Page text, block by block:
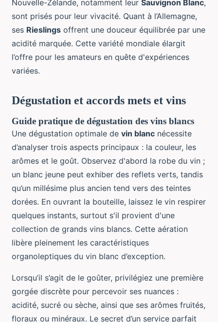
Nouvelle-Zélande, notamment leur Sauvignon Blanc,
sont prisés pour leur vivacité. Quant à l’Allemagne,
ses Rieslings offrent une douceur équilibrée par une
acidité marquée. Cette variété mondiale élargit
l’offre pour les amateurs en quête d'expériences
variées.
Dégustation et accords mets et vins
Guide pratique de dégustation des vins blancs
Une dégustation optimale de vin blanc nécessite
d’analyser trois aspects principaux : la couleur, les
arômes et le goût. Observez d'abord la robe du vin ;
un blanc jeune peut exhiber des reflets verts, tandis
qu’un millésime plus ancien tend vers des teintes
dorées. En ouvrant la bouteille, laissez le vin respirer
quelques instants, surtout s'il provient d'une
collection de grands vins blancs. Cette aération
libère pleinement les caractéristiques
organoleptiques du vin blanc d’exception.
Lorsqu’il s’agit de le goûter, privilégiez une première
gorgée discrète pour percevoir ses nuances :
acidité, sucré ou sèche, ainsi que ses arômes fruités,
floraux ou minéraux. Le secret d’un service parfait